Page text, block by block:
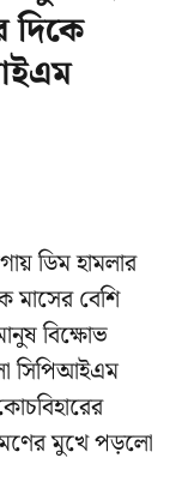
দিকে
ডিম হামলার
মাসের বেশি
বিক্ষোভ
সিপিআইএম
মুখে পড়লো